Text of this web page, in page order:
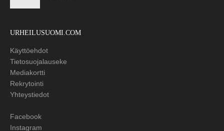
URHEILUSUOMI.COM
Käyttöehdot
Tietosuojalauseke
Mediakortti
Rekrytointi
Yhteystiedot
Facebook
Instagram